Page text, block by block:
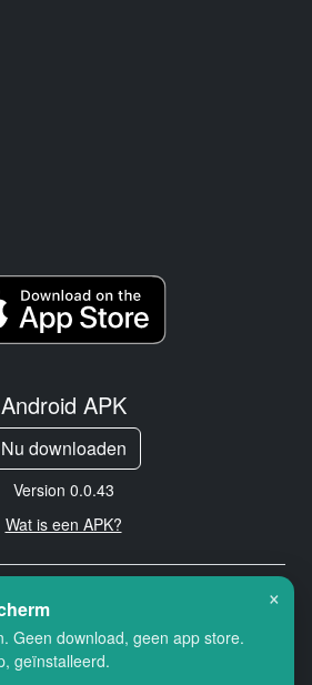
Android APK
Nu downloaden
Version 0.0.43
Wat is een APK?
rights
×
Geen download, geen app store.
geïnstalleerd.